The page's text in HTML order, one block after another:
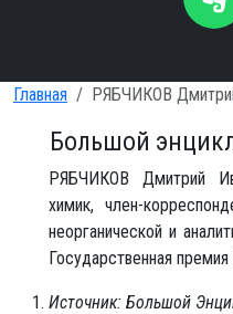
Главная РЯБЧИКОВ
Большой
РЯБЧИКОВ Дмитрий
химик, член-
неорганической и
Государственная
Источник: Большой